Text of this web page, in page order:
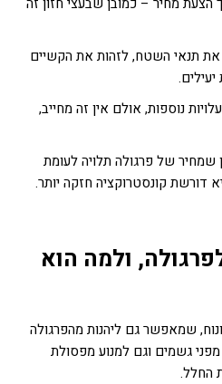
את תנאי השטח, לזהות את הקשיים
נוספות, אולם אין זה מחייב,
של פרגולה תלויה לעומת
דורשת קונסטרוקציה חזקה יותר.
, ולמה הוא
ונוח, שמאפשר גם ליהנות מהפרגולה
גשמים וגם למנוע מפסולת
החלל.